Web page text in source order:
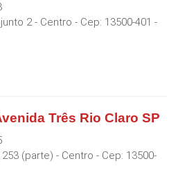
2 - Centro - Cep: 13500-401 -
Três Rio Claro SP
(parte) - Centro - Cep: 13500-